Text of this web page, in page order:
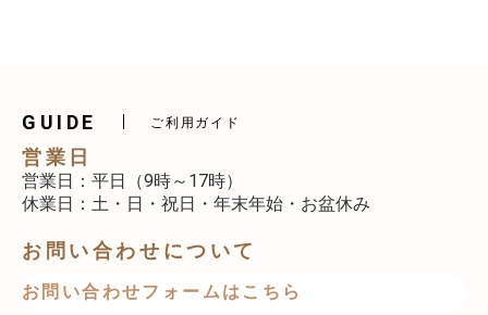
GUIDE ご利用ガイド
営業日
営業日：平日（9時～17時）
休業日：土・日・祝日・年末年始・お盆休み
お問い合わせについて
お問い合わせフォームはこちら